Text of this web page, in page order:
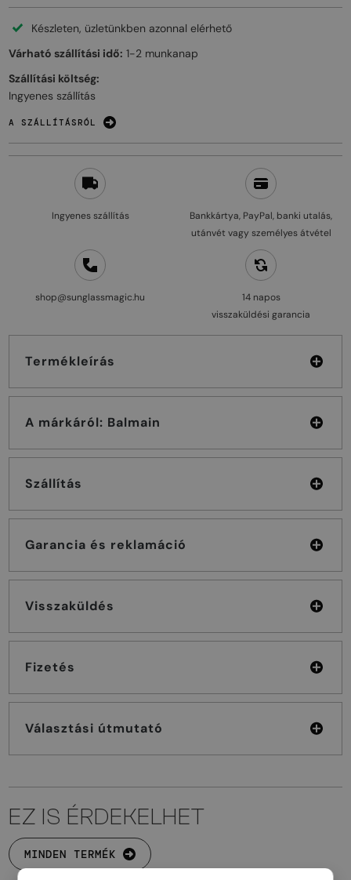
Ingyenes szállítás
Bankkártya, PayPal, banki utalás,
utánvét vagy személyes átvétel
shop@sunglassmagic.hu
14 napos
visszaküldési garancia
Termékleírás
A márkáról: Balmain
Szállítás
Garancia és reklamáció
Visszaküldés
Fizetés
Választási útmutató
Készleten, üzletünkben azonnal elérhető
Várható szállítási idő: 1-2 munkanap
Szállítási költség:
Ingyenes szállítás
A SZÁLLÍTÁSRÓL
EZ IS ÉRDEKELHET
MINDEN TERMÉK